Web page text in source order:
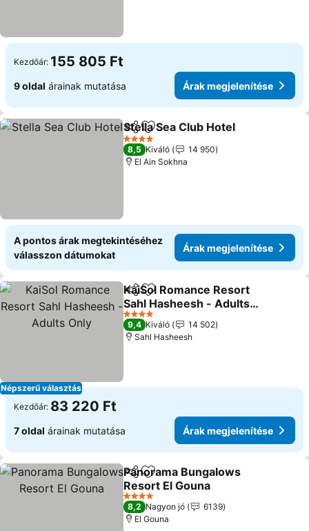
Kezdőár: 155 805 Ft
9 oldal árainak mutatása Árak megjelenítése
Megosztás
Hozzáadás a kedvencekhez
Stella Sea Club Hotel
4 Kategória
8,5 Kiváló
14 950
El Ain Sokhna
A pontos árak megtekintéséhez
válasszon dátumokat
Árak megjelenítése
Népszerű választás
Megosztás
Hozzáadás a kedvencekhez
KaiSol Romance Resort
Sahl Hasheesh - Adults
Only
4 Kategória
9,4 Kiváló
14 502
Sahl Hasheesh
Kezdőár: 83 220 Ft
7 oldal árainak mutatása Árak megjelenítése
Megosztás
Hozzáadás a kedvencekhez
Panorama Bungalows
Resort El Gouna
4 Kategória
8,2 Nagyon jó
6139
El Gouna